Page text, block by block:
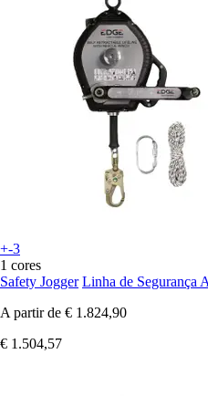
+-3
1 cores
Safety Jogger Linha de Segurança
A partir de € 1.824,90
€ 1.504,57